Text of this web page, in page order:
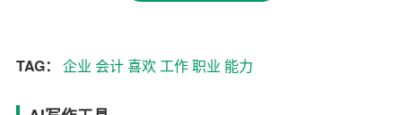
（三）个人特质
TAG： 企业 会计喜欢 工作职业 能力